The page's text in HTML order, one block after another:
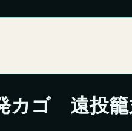
カゴ 遠投籠